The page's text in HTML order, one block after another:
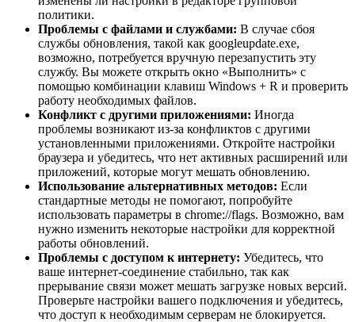
политики.
Проблемы с файлами и службами: В случае сбоя
службы обновления, такой как googleupdate.exe,
возможно, потребуется вручную перезапустить эту
службу. Вы можете открыть окно «Выполнить» с
помощью комбинации клавиш Windows + R и проверить
работу необходимых файлов.
Конфликт с другими приложениями: Иногда
проблемы возникают из-за конфликтов с другими
установленными приложениями. Откройте настройки
браузера и убедитесь, что нет активных расширений или
приложений, которые могут мешать обновлению.
Использование альтернативных методов: Если
стандартные методы не помогают, попробуйте
использовать параметры в chrome://flags. Возможно, вам
нужно изменить некоторые настройки для корректной
работы обновлений.
Проблемы с доступом к интернету: Убедитесь, что
ваше интернет-соединение стабильно, так как
прерывание связи может мешать загрузке новых версий.
Проверьте настройки вашего подключения и убедитесь,
что доступ к необходимым серверам не блокируется.